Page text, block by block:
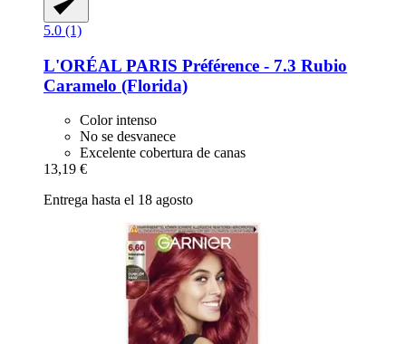
5.0 (1)
L'ORÉAL PARIS Préférence -​ 7.3 Rubio
Caramelo (Florida)
Color intenso
No se desvanece
Excelente cobertura de canas
13,19 €
Entrega hasta el 18 agosto